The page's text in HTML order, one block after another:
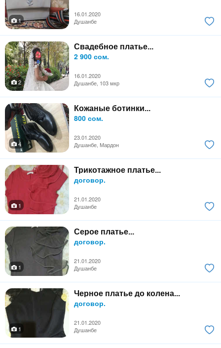
16.01.2020
1
Душанбе
Свадебное платье...
2 900 сом.
16.01.2020
2
Душанбе, 103 мкр
Кожаные ботинки...
800 сом.
23.01.2020
4
Душанбе, Мардон
Трикотажное платье...
договор.
21.01.2020
1
Душанбе
Серое платье...
договор.
21.01.2020
1
Душанбе
Черное платье до колена...
договор.
21.01.2020
1
Душанбе